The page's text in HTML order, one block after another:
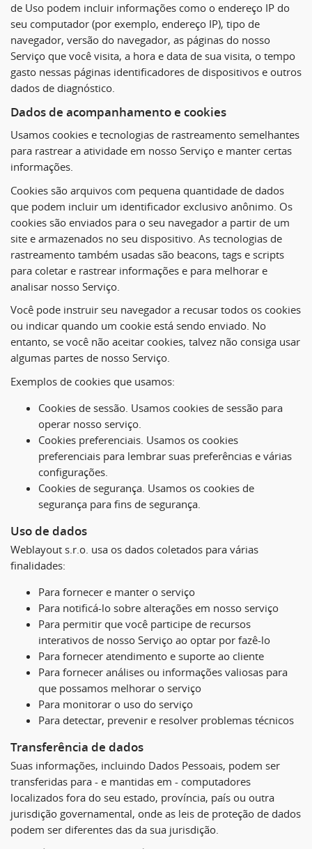
de Uso podem incluir informações como o endereço IP do
seu computador (por exemplo, endereço IP), tipo de
navegador, versão do navegador, as páginas do nosso
Serviço que você visita, a hora e data de sua visita, o tempo
gasto nessas páginas identificadores de dispositivos e outros
dados de diagnóstico.
Dados de acompanhamento e cookies
Usamos cookies e tecnologias de rastreamento semelhantes
para rastrear a atividade em nosso Serviço e manter certas
informações.
Cookies são arquivos com pequena quantidade de dados
que podem incluir um identificador exclusivo anônimo. Os
cookies são enviados para o seu navegador a partir de um
site e armazenados no seu dispositivo. As tecnologias de
rastreamento também usadas são beacons, tags e scripts
para coletar e rastrear informações e para melhorar e
analisar nosso Serviço.
Você pode instruir seu navegador a recusar todos os cookies
ou indicar quando um cookie está sendo enviado. No
entanto, se você não aceitar cookies, talvez não consiga usar
algumas partes de nosso Serviço.
Exemplos de cookies que usamos:
Cookies de sessão. Usamos cookies de sessão para
operar nosso serviço.
Cookies preferenciais. Usamos os cookies
preferenciais para lembrar suas preferências e várias
configurações.
Cookies de segurança. Usamos os cookies de
segurança para fins de segurança.
Uso de dados
Weblayout s.r.o. usa os dados coletados para várias
finalidades:
Para fornecer e manter o serviço
Para notificá-lo sobre alterações em nosso serviço
Para permitir que você participe de recursos
interativos de nosso Serviço ao optar por fazê-lo
Para fornecer atendimento e suporte ao cliente
Para fornecer análises ou informações valiosas para
que possamos melhorar o serviço
Para monitorar o uso do serviço
Para detectar, prevenir e resolver problemas técnicos
Transferência de dados
Suas informações, incluindo Dados Pessoais, podem ser
transferidas para - e mantidas em - computadores
localizados fora do seu estado, província, país ou outra
jurisdição governamental, onde as leis de proteção de dados
podem ser diferentes das da sua jurisdição.